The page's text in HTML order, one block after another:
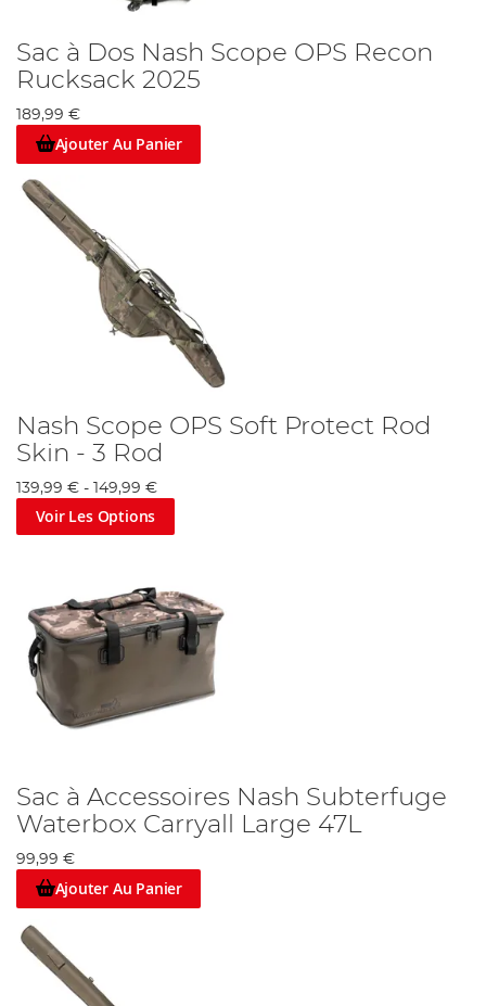
Sac à Dos Nash Scope OPS Recon
Rucksack 2025
189,99 €
Ajouter Au Panier
Nash Scope OPS Soft Protect Rod
Skin - 3 Rod
139,99 € - 149,99 €
Voir Les Options
Sac à Accessoires Nash Subterfuge
Waterbox Carryall Large 47L
99,99 €
Ajouter Au Panier